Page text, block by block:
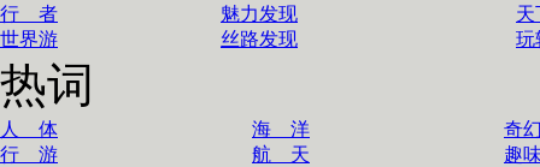
行 者
魅力发现
天
世界游
丝路发现 玩
热词
人 体 海 洋
奇
行 游
航 天
趣